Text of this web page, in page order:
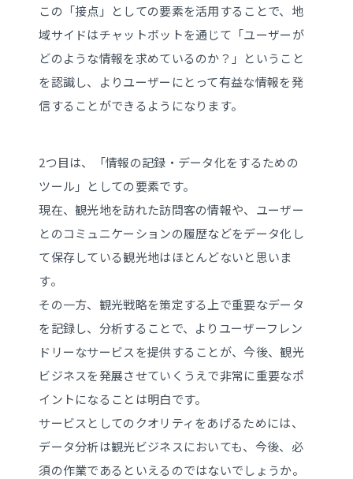
この「接点」としての要素を活用することで、地
域サイドはチャットボットを通じて「ユーザーが
どのような情報を求めているのか？」ということ
を認識し、よりユーザーにとって有益な情報を発
信することができるようになります。
2つ目は、「情報の記録・データ化をするための
ツール」としての要素です。
現在、観光地を訪れた訪問客の情報や、ユーザー
とのコミュニケーションの履歴などをデータ化し
て保存している観光地はほとんどないと思いま
す。
その一方、観光戦略を策定する上で重要なデータ
を記録し、分析することで、よりユーザーフレン
ドリーなサービスを提供することが、今後、観光
ビジネスを発展させていくうえで非常に重要なポ
イントになることは明白です。
サービスとしてのクオリティをあげるためには、
データ分析は観光ビジネスにおいても、今後、必
須の作業であるといえるのではないでしょうか。